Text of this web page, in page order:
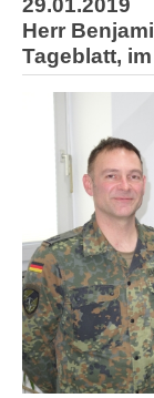
29.01.2019
Herr
Tageblatt,